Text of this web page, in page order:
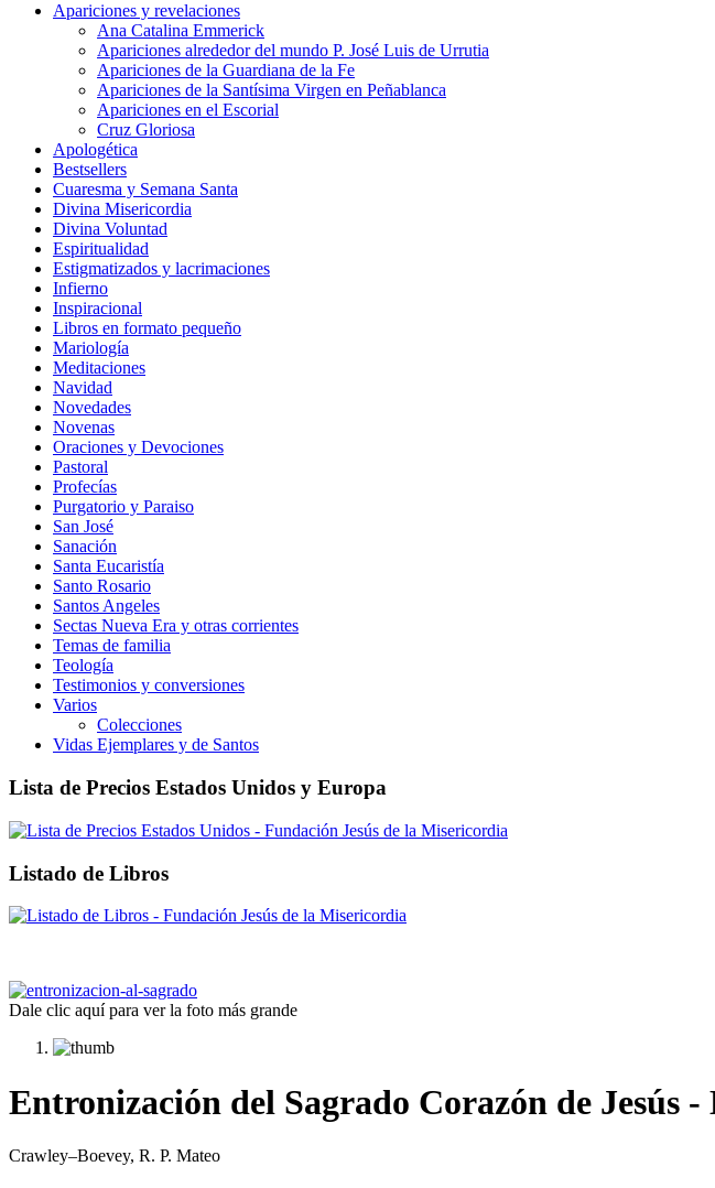
Apariciones y revelaciones
Ana Catalina Emmerick
Apariciones alrededor del mundo P. José Luis de Urrutia
Apariciones de la Guardiana de la Fe
Apariciones de la Santísima Virgen en Peñablanca
Apariciones en el Escorial
Cruz Gloriosa
Apologética
Bestsellers
Cuaresma y Semana Santa
Divina Misericordia
Divina Voluntad
Espiritualidad
Estigmatizados y lacrimaciones
Infierno
Inspiracional
Libros en formato pequeño
Mariología
Meditaciones
Navidad
Novedades
Novenas
Oraciones y Devociones
Pastoral
Profecías
Purgatorio y Paraiso
San José
Sanación
Santa Eucaristía
Santo Rosario
Santos Angeles
Sectas Nueva Era y otras corrientes
Temas de familia
Teología
Testimonios y conversiones
Varios
Colecciones
Vidas Ejemplares y de Santos
Lista de Precios Estados Unidos y Europa
Listado de Libros
Dale clic aquí para ver la foto más grande
Entronización del Sagrado Corazón de Jesús
Crawley–Boevey, R. P. Mateo